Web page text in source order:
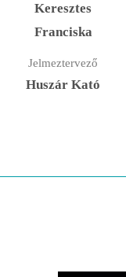
Keresztes
Franciska
Jelmeztervező
Huszár Kató